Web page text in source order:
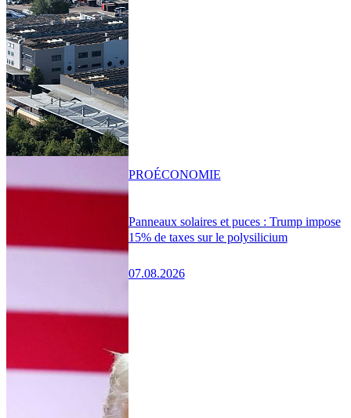
Panneaux solaires et puces : Trump impose
15% de taxes sur le polysilicium
07.08.2026
PROÉCONOMIE